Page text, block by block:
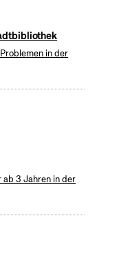
in der
3 Jahren in der